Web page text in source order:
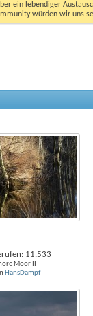
ein lebendiger
würden wir uns
11.533
Moor II
HansDampf